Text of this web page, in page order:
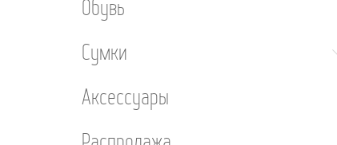
Обувь
Сумки
Аксессуары